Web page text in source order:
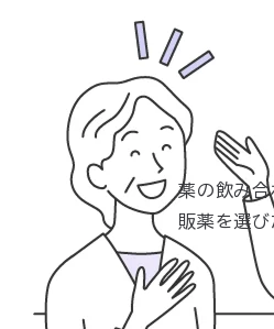
薬の飲み
販薬を選び